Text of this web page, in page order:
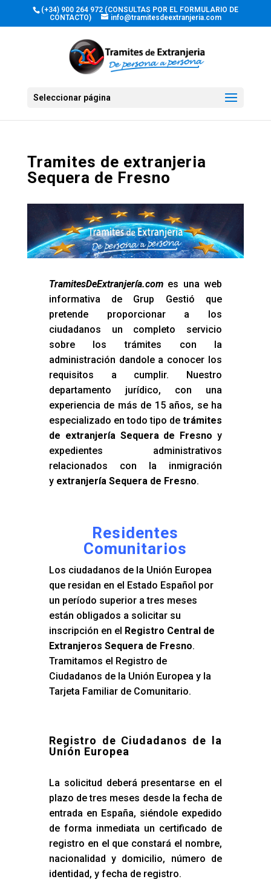
(+34) 900 264 972 (CONSULTAS POR EL FORMULARIO DE
CONTACTO)
info@tramitesdeextranjeria.com
Seleccionar página
Tramites de extranjeria
Sequera de Fresno
TramitesDeExtranjería.comes una web
informativa de Grup Gestió que
pretende proporcionar a los
ciudadanos un completo servicio
sobre los trámites con la
administración dandole a conocer los
requisitos a cumplir. Nuestro
departamento jurídico, con una
experiencia de más de 15 años, se ha
especializado en todo tipo detrámites
de extranjería Sequera de Fresno y
expedientes administrativos
relacionados con la inmigración
y extranjería Sequera de Fresno.
Residentes
Comunitarios
Los ciudadanos de la Unión Europea
que residan en el Estado Español por
un período superior a tres meses
están obligados a solicitar su
inscripción en el Registro Central de
Extranjeros Sequera de Fresno.
Tramitamos el Registro de
Ciudadanos de la Unión Europea y la
Tarjeta Familiar de Comunitario.
Registro de Ciudadanos de la
Unión Europea
La solicitud deberá presentarse en el
plazo de tres meses desde la fecha de
entrada en España, siéndole expedido
de forma inmediata un certificado de
registro en el que constará el nombre,
nacionalidad y domicilio, número de
identidad, y fecha de registro.